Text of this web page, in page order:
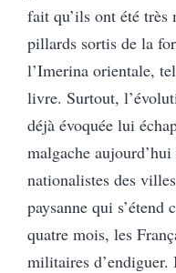
fait qu’ils ont été
pillards sortis de la
l’Imerina orientale,
livre. Surtout,
déjà évoquée lui
malgache aujourd’hui
nationalistes des
paysanne qui s’étend
quatre mois, les
militaires d’endiguer.